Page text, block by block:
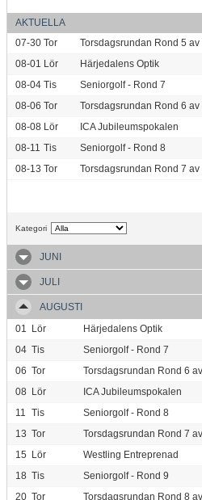
AKTUELLA
07-30 Tor
Torsdagsrundan Rond 5 av
08-01 Lör
Härjedalens Optik
08-04 Tis
Seniorgolf - Rond 7
08-06 Tor
Torsdagsrundan Rond 6 av
08-08 Lör
ICA Jubileumspokalen
08-11 Tis
Seniorgolf - Rond 8
08-13 Tor Torsdagsrundan Rond 7 av
Kategori
JUNI
JULI
AUGUSTI
01
Lör
Härjedalens Optik
04 Tis
Seniorgolf - Rond 7
06 Tor
Torsdagsrundan Rond 6
08
Lör
ICA Jubileumspokalen
11 Tis
Seniorgolf - Rond 8
13 Tor
Torsdagsrundan Rond 7
15
Lör
Westling Entreprenad
18 Tis
Seniorgolf - Rond 9
20 Tor Torsdagsrundan Rond 8